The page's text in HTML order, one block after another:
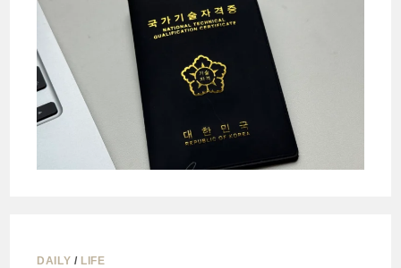
DAILY / LIFE